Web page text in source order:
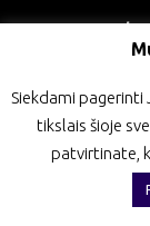
Duomenys
Siekdami
tikslais šioje
patvirtinate,